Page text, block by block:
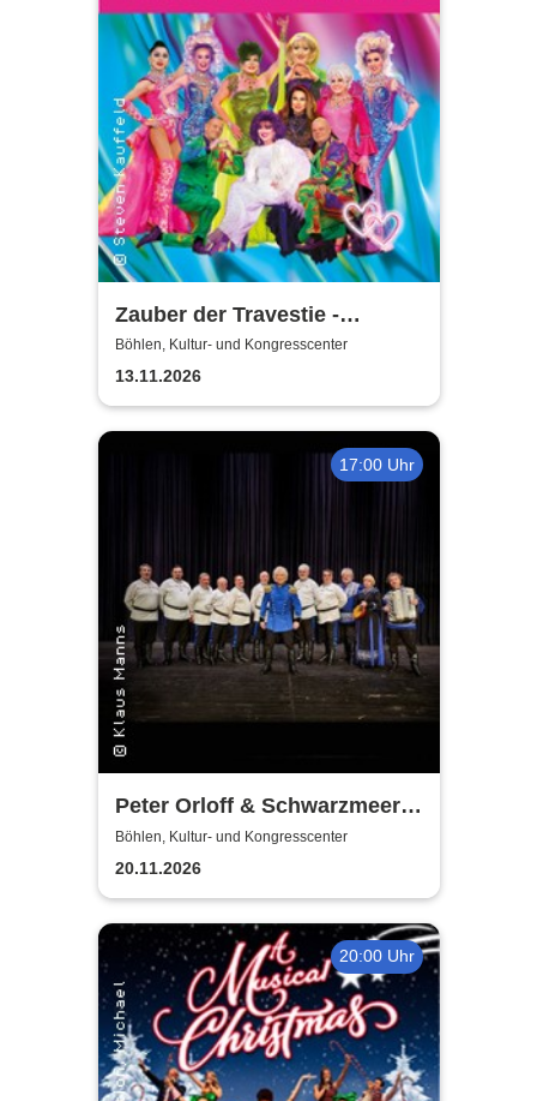
Zauber der Travestie -
Fräulein Luise und ihr
Ensemble - das Original
Böhlen, Kultur- und Kongresscenter
13.11.2026
17:00 Uhr
Peter Orloff & Schwarzmeer
Kosaken Chor - Die
Abschiedstournee
Böhlen, Kultur- und Kongresscenter
20.11.2026
20:00 Uhr